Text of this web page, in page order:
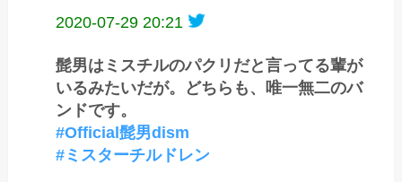
2020-07-29 20:21
髭男はミスチルのパクリだと言ってる輩が
いるみたいだが。どちらも、唯一無二のバ
ンドです。
#Official髭男dism
#ミスターチルドレン